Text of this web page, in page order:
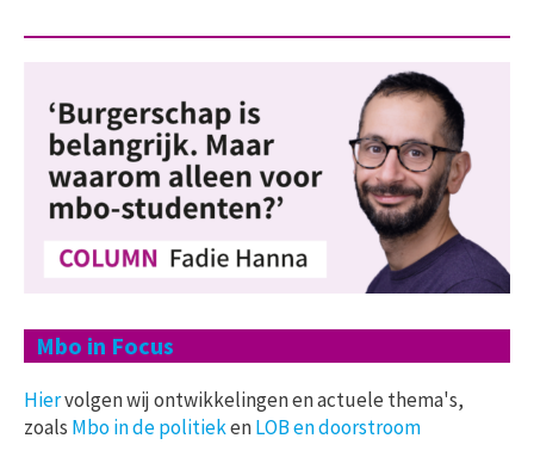
Mbo in Focus
Hiervolgen wij ontwikkelingen en actuele thema's,
zoals Mbo in de politiekenLOB en doorstroom